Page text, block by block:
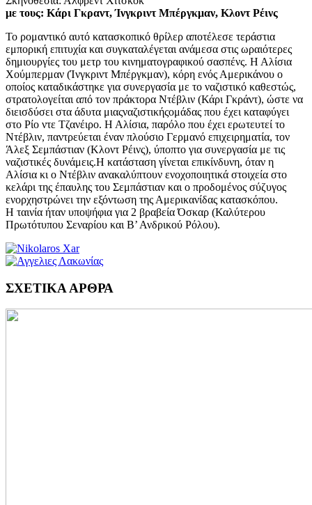
με τους: Κάρι Γκραντ, Ίνγκριντ Μπέργκμαν, Κλοντ Ρέινς
Το ρομαντικό αυτό κατασκοπικό θρίλερ αποτέλεσε τεράστια
εμπορική επιτυχία και συγκαταλέγεται ανάμεσα στις ωραιότερες
δημιουργίες του μετρ του κινηματογραφικού σασπένς. Η Αλίσια
Χούμπερμαν (Ίνγκριντ Μπέργκμαν), κόρη ενός Αμερικάνου ο
οποίος καταδικάστηκε για συνεργασία με το ναζιστικό καθεστώς,
στρατολογείται από τον πράκτορα Ντέβλιν (Κάρι Γκράντ), ώστε να
διεισδύσει στα άδυτα μιαςναζιστικήςομάδας που έχει καταφύγει
στο Ρίο ντε Τζανέιρο. Η Αλίσια, παρόλο που έχει ερωτευτεί το
Ντέβλιν, παντρεύεται έναν πλούσιο Γερμανό επιχειρηματία, τον
Άλεξ Σεμπάστιαν (Κλοντ Ρέινς), ύποπτο για συνεργασία με τις
ναζιστικές δυνάμεις.Η κατάσταση γίνεται επικίνδυνη, όταν η
Αλίσια κι ο Ντέβλιν ανακαλύπτουν ενοχοποιητικά στοιχεία στο
κελάρι της έπαυλης του Σεμπάστιαν και ο προδομένος σύζυγος
ενορχηστρώνει την εξόντωση της Αμερικανίδας κατασκόπου.
Η ταινία ήταν υποψήφια για 2 βραβεία Όσκαρ (Καλύτερου
Πρωτότυπου Σεναρίου και Β’ Ανδρικού Ρόλου).
ΣΧΕΤΙΚΑ ΑΡΘΡΑ